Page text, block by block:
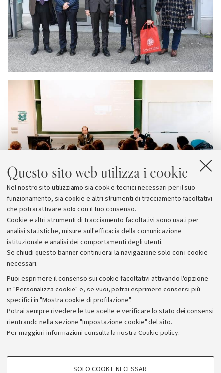
Questo sito web utilizza i cookie
Nel nostro sito utilizziamo sia cookie tecnici necessari per il suo
funzionamento, sia cookie e altri strumenti di tracciamento facoltativi
che potrai attivare solo con il tuo consenso.
Cookie e altri strumenti di tracciamento facoltativi sono usati per
analisi statistiche, misure sull'efficacia della comunicazione
istituzionale e analisi dei comportamenti degli utenti.
Se chiudi questo banner continuerai la navigazione solo con i cookie
necessari.
Puoi esprimere il consenso sui cookie facoltativi attivando l'opzione
in "Personalizza cookie" e, se vuoi, potrai esprimere consensi più
specifici in "Mostra cookie di profilazione".
Potrai sempre rivedere le tue scelte e verificare lo stato dei consensi
rientrando nella sezione "Impostazione cookie" del sito.
Per maggiori informazioni consulta la nostra Cookie policy.
COOKIE DI PROFILAZIONE - FACOLTATIVI
SOLO COOKIE NECESSARI
Archivio
Comunicati stampa
Redazione
Rassegna stampa